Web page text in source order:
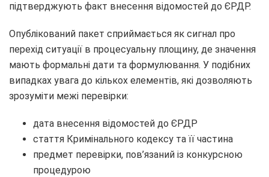
підтверджують факт внесення відомостей до ЄРДР.
Опублікований пакет сприймається як сигнал про
перехід ситуації в процесуальну площину, де значення
мають формальні дати та формулювання. У подібних
випадках увага до кількох елементів, які дозволяють
зрозуміти межі перевірки:
дата внесення відомостей до ЄРДР
стаття Кримінального кодексу та її частина
предмет перевірки, пов’язаний із конкурсною
процедурою